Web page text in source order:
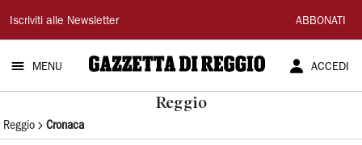
Gazzetta
di
Reggio
Iscriviti alle Newsletter ABBONATI
MENU ACCEDI
Reggio
Reggio Cronaca